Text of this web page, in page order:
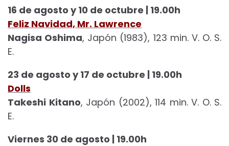
16 de agosto y 10 de octubre | 19.00h
Feliz Navidad, Mr. Lawrence
Nagisa Oshima, Japón (1983), 123 min. V. O. S.
E.
23 de agosto y 17 de octubre | 19.00h
Dolls
Takeshi Kitano, Japón (2002), 114 min. V. O. S.
E.
Viernes 30 de agosto | 19.00h